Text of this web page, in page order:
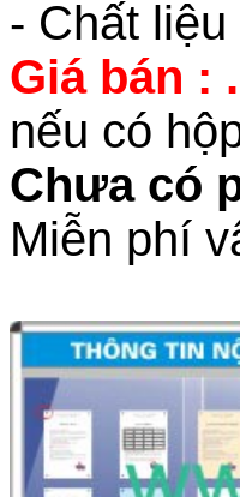
- Chất liệu
Giá bán :
nếu có
Chưa có
Miễn phí